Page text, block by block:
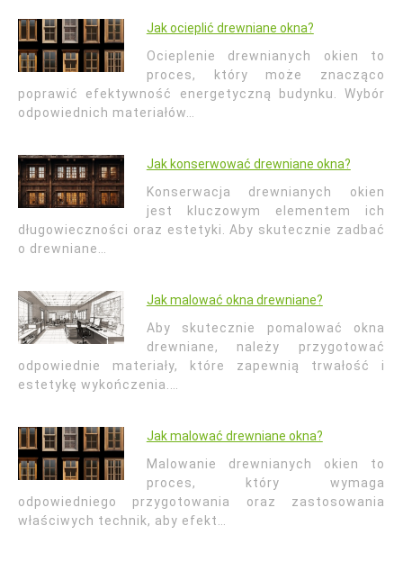
Jak ocieplić drewniane okna?
Ocieplenie drewnianych okien to
proces, który może znacząco
poprawić efektywność energetyczną budynku. Wybór
odpowiednich materiałów…
Jak konserwować drewniane okna?
Konserwacja drewnianych okien
jest kluczowym elementem ich
długowieczności oraz estetyki. Aby skutecznie zadbać
o drewniane…
Jak malować okna drewniane?
Aby skutecznie pomalować okna
drewniane, należy przygotować
odpowiednie materiały, które zapewnią trwałość i
estetykę wykończenia.…
Jak malować drewniane okna?
Malowanie drewnianych okien to
proces, który wymaga
odpowiedniego przygotowania oraz zastosowania
właściwych technik, aby efekt…